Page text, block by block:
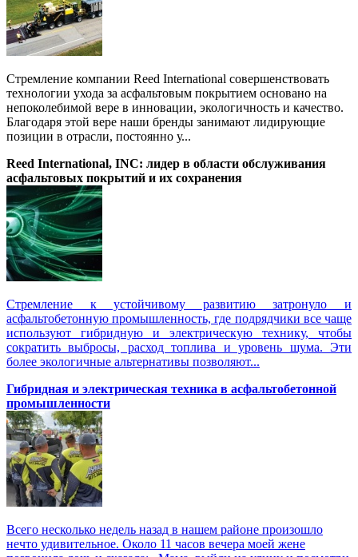
Стремление компании Reed International совершенствовать
технологии ухода за асфальтовым покрытием основано на
непоколебимой вере в инновации, экологичность и качество.
Благодаря этой вере наши бренды занимают лидирующие
позиции в отрасли, постоянно у...
Reed International, INC: лидер в области обслуживания
асфальтовых покрытий и их сохранения
Стремление к устойчивому развитию затронуло и
асфальтобетонную промышленность, где подрядчики все чаще
используют гибридную и электрическую технику, чтобы
сократить выбросы, расход топлива и уровень шума. Эти
более экологичные альтернативы позволяют...
Гибридная и электрическая техника в асфальтобетонной
промышленности
Всего несколько недель назад в нашем районе произошло
нечто удивительное. Около 11 часов вечера моей жене